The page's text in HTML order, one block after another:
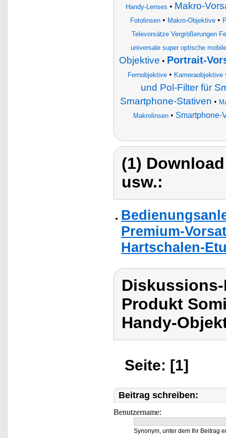
Handy-Lenses • Makro-
Fotolinsen • Makro-Objektive •
Televorsätze Vergrößerungen
universale super optische
Objektive • Portrait-
Fernobjektive • Kameraobjektive
und Pol-Filter für
Smartphone-Stativen •
Makrolinsen• Smartphone-
(1)
usw.:
Premium-
Hartschalen-
Produkt
Handy-
Seite: [1]
Beitrag schreiben:
Benutzername:
Synonym, unter dem Ihr Beitrag